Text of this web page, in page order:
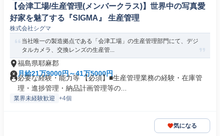
【会津工場/生産管理(メンバークラス)】世界中の写真愛
好家を魅了する『SIGMA』 生産管理
株式会社シグマ
当社唯一の製造拠点である「会津工場」の生産管理部門にて、デジ
タルカメラ、交換レンズの生産管...
福島県耶麻郡
月給21万9000円～41万5000円
必要な経験・能力等 【必須】■生産管理業務の経験・在庫管
理・進捗管理・納品計画管理等の...
業界未経験歓迎 +4個
気になる